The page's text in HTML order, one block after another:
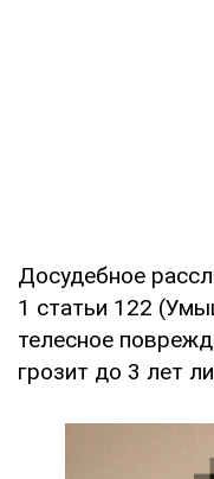
Досудебное
1 статьи 122
телесное
грозит до 3 лет